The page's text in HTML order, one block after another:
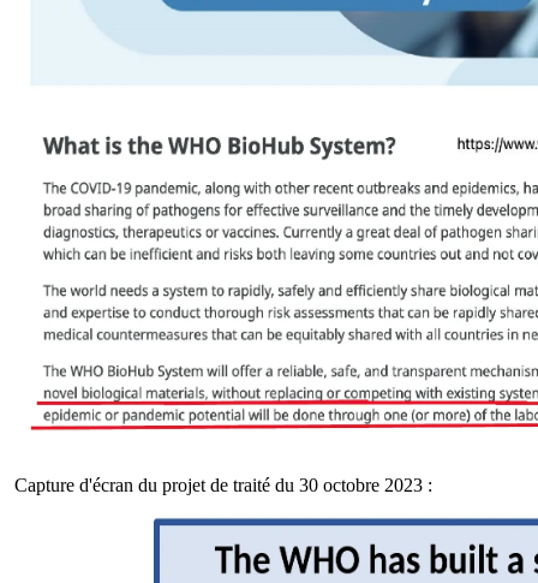
Capture d'écran du projet de traité du 30 octobre 2023 :